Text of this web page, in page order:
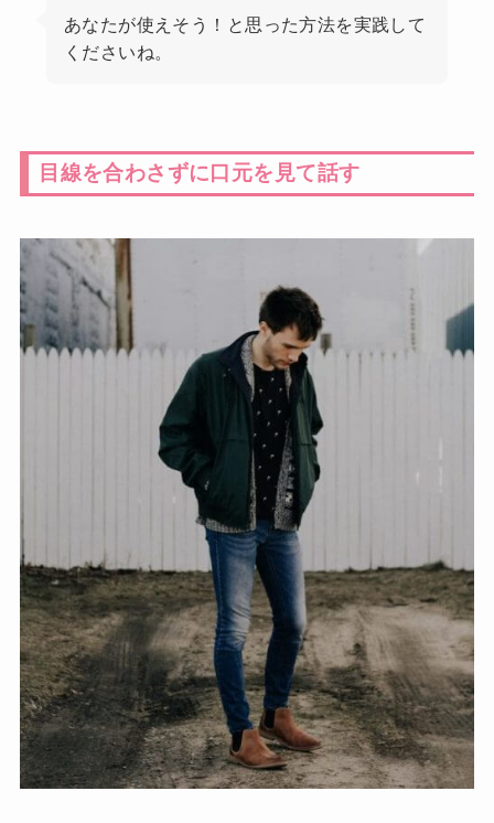
あなたが使えそう！と思った方法を実践して
くださいね。
目線を合わさずに口元を見て話す